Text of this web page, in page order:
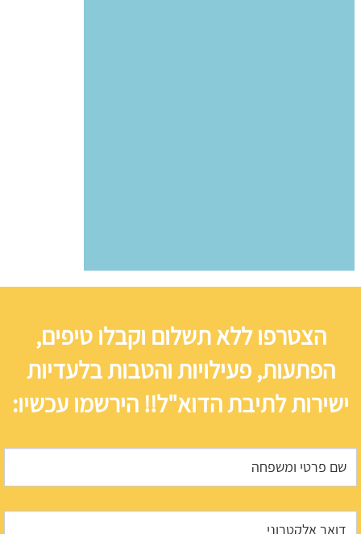
הצטרפו ללא תשלום וקבלו טיפים,
הפתעות, פעילויות והטבות בלעדיות
ישירות לתיבת הדוא"ל!! הירשמו עכשיו: